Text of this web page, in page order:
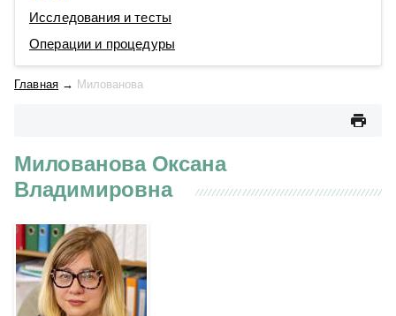
Исследования и тесты
Операции и процедуры
Главная → Милованова
Милованова Оксана
Владимировна